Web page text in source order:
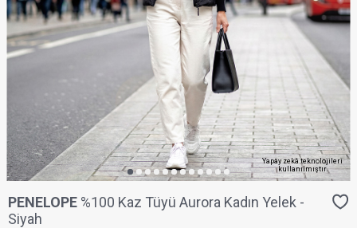
Yapay zekâ teknolojileri
kullanılmıştır.
PENELOPE %100 Kaz Tüyü Aurora Kadın Yelek -
Siyah